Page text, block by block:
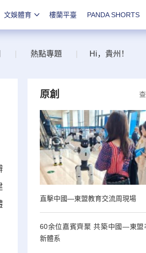
文娛體育 樓蘭平臺 PANDA SHORTS
熱點專題 Hi，貴州！
原創
直擊中國—東盟教育交流周現場
60余位嘉賓齊聚 共築中國—東盟
新體系